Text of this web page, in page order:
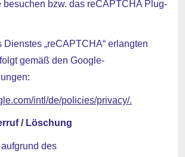
besuchen bzw. das reCAPTCHA Plug-
Dienstes „reCAPTCHA“ erlangten
gemäß den Google-
intl/de/policies/privacy/.
/ Löschung
des